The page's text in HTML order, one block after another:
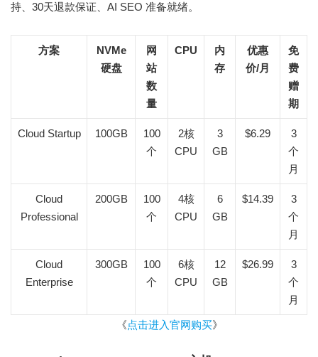
持、30天退款保证、AI SEO 准备就绪。
方案
NVMe
硬盘
网
站
数
量
CPU
内
存
优惠
价/月
免
费
赠
期
Cloud Startup 100GB
100
个
2核
CPU
3
GB
$6.29
3
个
月
Cloud
Professional
200GB
100
个
4核
CPU
6
GB
$14.39
3
个
月
Cloud
Enterprise
300GB
100
个
6核
CPU
12
GB
$26.99
3
个
月
《点击进入官网购买》